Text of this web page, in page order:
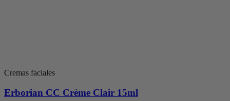
Cremas faciales
Erborian CC Crème Clair 15ml